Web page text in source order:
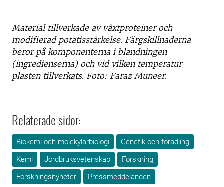
Material tillverkade av växtproteiner och
modifierad potatisstärkelse. Färgskillnaderna
beror på komponenterna i blandningen
(ingredienserna) och vid vilken temperatur
plasten tillverkats. Foto: Faraz Muneer.
Relaterade sidor:
Biokemi och molekylärbiologi
Genetik och förädling
Kemi
Jordbruksvetenskap
Forskning
Forskningsnyheter
Pressmeddelanden